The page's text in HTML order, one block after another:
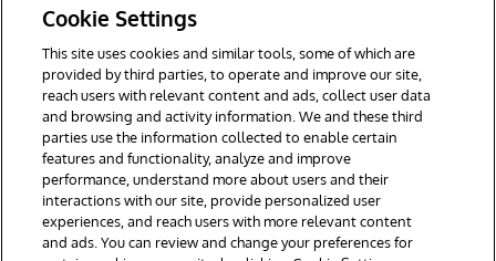
Ez a weboldal gépi fordítást használ. Bármilyen fordítási konfliktus
esetén az oldal angol nyelvű változata élvez elsőbbséget.
© 1996-2026 InterSystems Corporation, Boston, MA. Minden jog
fenntartva.
Értesítések/Feltételek és feltételek
Adatvédelmi nyilatkozat
Cookie Settings
This site uses cookies and similar tools, some of which are
provided by third parties, to operate and improve our site,
reach users with relevant content and ads, collect user data
and browsing and activity information. We and these third
parties use the information collected to enable certain
features and functionality, analyze and improve
performance, understand more about users and their
interactions with our site, provide personalized user
experiences, and reach users with more relevant content
and ads. You can review and change your preferences for